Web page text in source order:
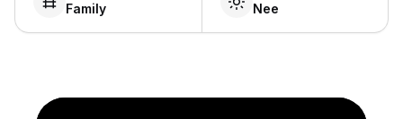
Family Nee